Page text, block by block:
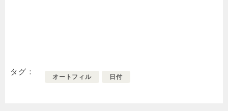
タグ
オートフィル 日付